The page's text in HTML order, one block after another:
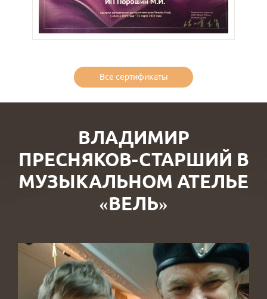
Все сертификаты
ВЛАДИМИР
ПРЕСНЯКОВ-СТАРШИЙ В
МУЗЫКАЛЬНОМ АТЕЛЬЕ
«ВЕЛЬ»